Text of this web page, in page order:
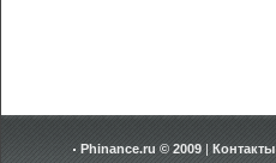
Phinance.ru © 2009 | Контакты